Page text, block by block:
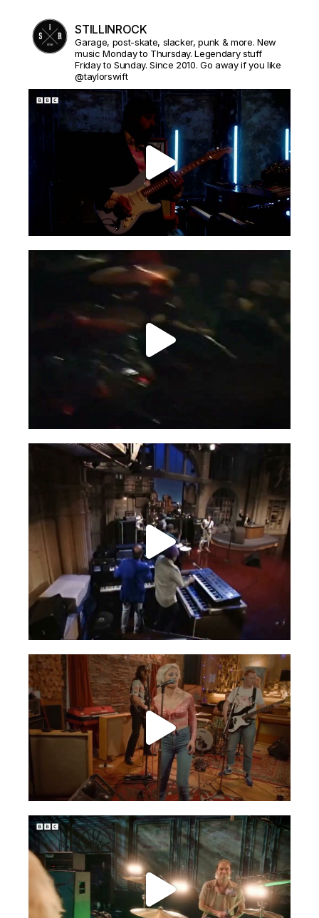
STILLINROCK
Garage, post-skate, slacker, punk & more. New
music Monday to Thursday. Legendary stuff
Friday to Sunday. Since 2010. Go away if you like
@taylorswift